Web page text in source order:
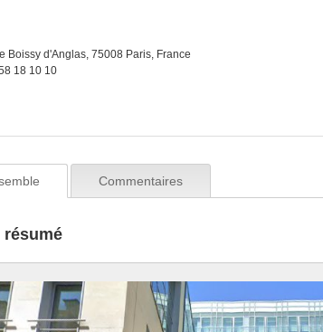
Boissy d'Anglas, 75008 Paris, France
18 10 10
Commentaires
résumé